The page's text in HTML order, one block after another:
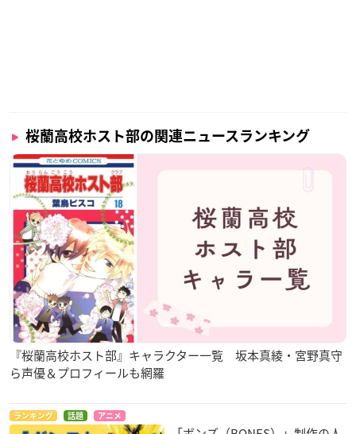
桜蘭高校ホスト部の関連ニュースランキング
『桜蘭高校ホスト部』キャラクター一覧 坂本真綾・宮野真守
ら声優＆プロフィールも網羅
ランキング 話題 アニメ